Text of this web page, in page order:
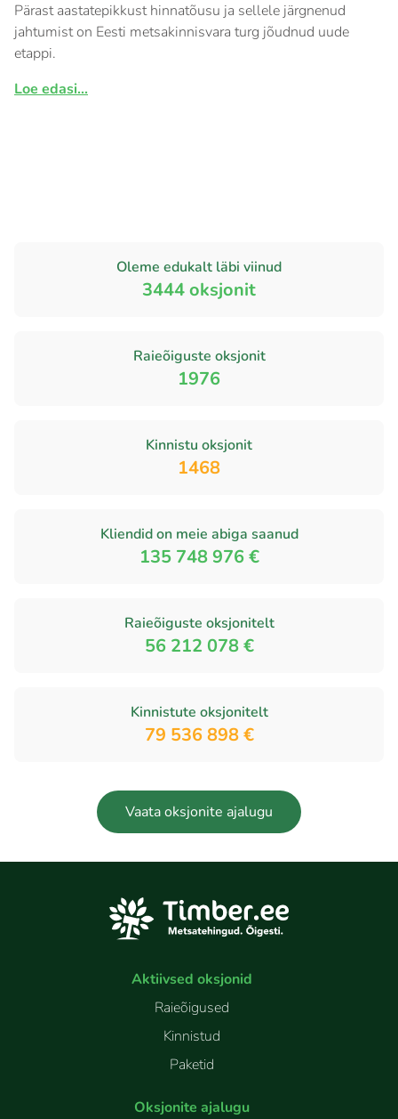
Pärast aastatepikkust hinnatõusu ja sellele järgnenud
jahtumist on Eesti metsakinnisvara turg jõudnud uude
etappi.
Loe edasi...
Oleme edukalt läbi viinud
3444oksjonit
Raieõiguste oksjonit
1976
Kinnistu oksjonit
1468
Kliendid on meie abiga saanud
135 748 976 €
Raieõiguste oksjonitelt
56 212 078 €
Kinnistute oksjonitelt
79 536 898 €
Vaata oksjonite ajalugu
Aktiivsed oksjonid
Raieõigused
Kinnistud
Paketid
Oksjonite ajalugu